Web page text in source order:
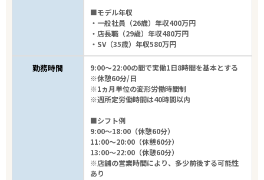
■モデル年収
・一般社員（26歳）年収400万円
・店長職（29歳）年収480万円
・SV（35歳）年収580万円
勤務時間
9:00～22:00の間で実働1日8時間を基本とする
※休憩60分/日
※1ヵ月単位の変形労働時間制
※週所定労働時間は40時間以内
■シフト例
9:00～18:00（休憩60分）
11:00～20:00（休憩60分）
13:00～22:00（休憩60分）
※店舗の営業時間により、多少前後する可能性
あり